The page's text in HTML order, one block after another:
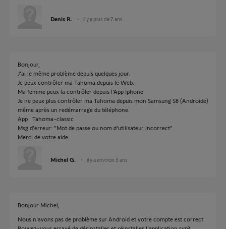
Denis R. il y a plus de 7 ans
Bonjour,
J'ai le même problème depuis quelques jour.
Je peux contrôler ma Tahoma depuis le Web.
Ma femme peux la contrôler depuis l'App Iphone.
Je ne peux plus contrôler ma Tahoma depuis mon Samsung S8 (Androide)
même après un redémarrage du téléphone.
App : Tahoma-classic
Msg d’erreur: "Mot de passe ou nom d'utilisateur incorrect"
Merci de votre aide.
Michel G. il y a environ 3 ans
Bonjour Michel,
Nous n'avons pas de problème sur Android et votre compte est correct.